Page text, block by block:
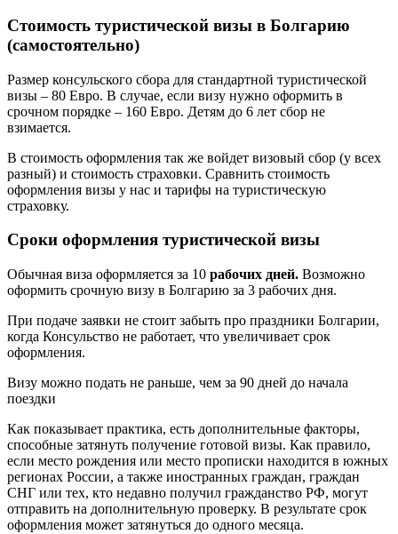
Стоимость туристической визы в Болгарию
(самостоятельно)
Размер консульского сбора для стандартной туристической
визы – 80 Евро. В случае, если визу нужно оформить в
срочном порядке – 160 Евро. Детям до 6 лет сбор не
взимается.
В стоимость оформления так же войдет визовый сбор (у всех
разный) и стоимость страховки. Сравнить стоимость
оформления визы у нас и тарифы на туристическую
страховку.
Сроки оформления туристической визы
Обычная виза оформляется за 10 рабочих дней. Возможно
оформить срочную визу в Болгарию за 3 рабочих дня.
При подаче заявки не стоит забыть про праздники Болгарии,
когда Консульство не работает, что увеличивает срок
оформления.
Визу можно подать не раньше, чем за 90 дней до начала
поездки
Как показывает практика, есть дополнительные факторы,
способные затянуть получение готовой визы. Как правило,
если место рождения или место прописки находится в южных
регионах России, а также иностранных граждан, граждан
СНГ или тех, кто недавно получил гражданство РФ, могут
отправить на дополнительную проверку. В результате срок
оформления может затянуться до одного месяца.